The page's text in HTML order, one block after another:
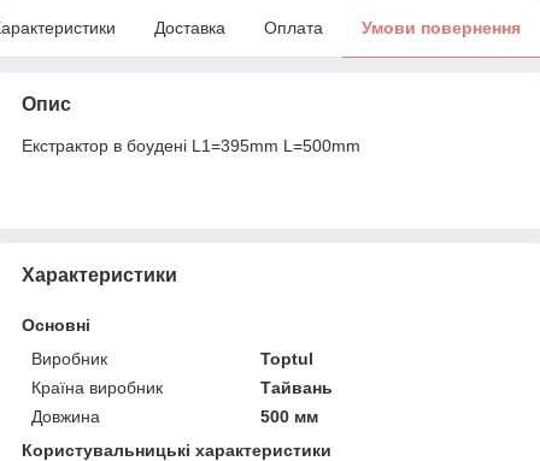
Доставка Оплата Умови повернення
Опис
Екстрактор в боудені L1=395mm L=500mm
Характеристики
Основні
Виробник
Toptul
Країна виробник
Тайвань
Довжина
500 мм
Користувальницькі характеристики